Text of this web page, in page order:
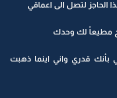
الحاجز لتصل الى اعماقي
مطيعاً لك وحدك
بأنك قدري واني اينما ذهبت